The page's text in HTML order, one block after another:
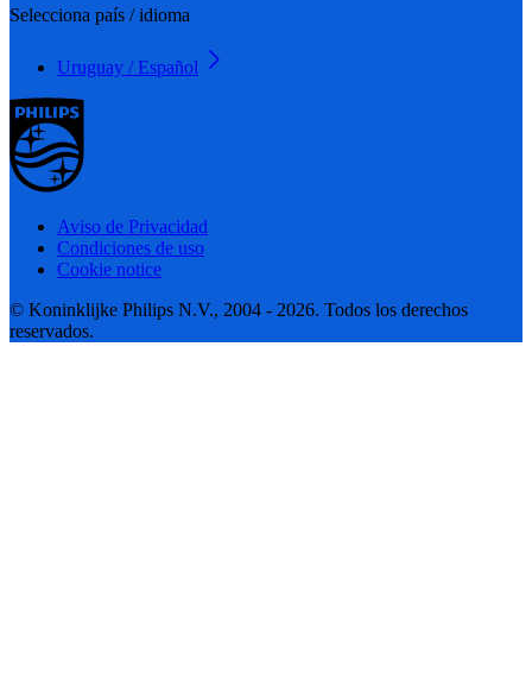
Selecciona país / idioma
Uruguay / Español
Aviso de Privacidad
Condiciones de uso
Cookie notice
© Koninklijke Philips N.V., 2004 - 2026. Todos los derechos
reservados.